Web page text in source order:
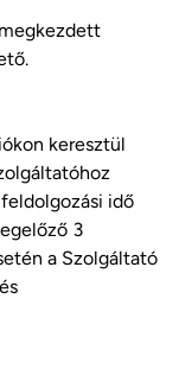
keresztül
idő
3
a Szolgáltató